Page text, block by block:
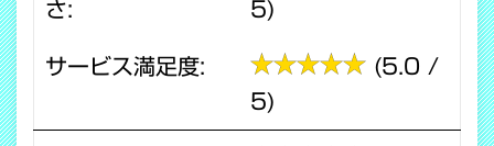
さ:
5)
サービス満足度:
(5.0 /
5)